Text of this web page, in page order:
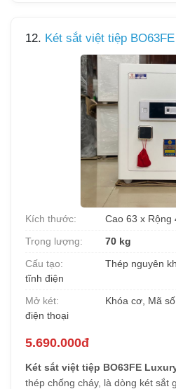
12. Két sắt việt tiệp
Kích thước:
Cao 63 x Rộng
Trọng lượng:
70 kg
Cấu tạo:
Thép nguyên
tĩnh điện
Mở két:
Khóa cơ, Mã
điện thoại
5.690.000đ
Két sắt việt tiệp BO63FE
thép chống cháy, là dòng két sắt